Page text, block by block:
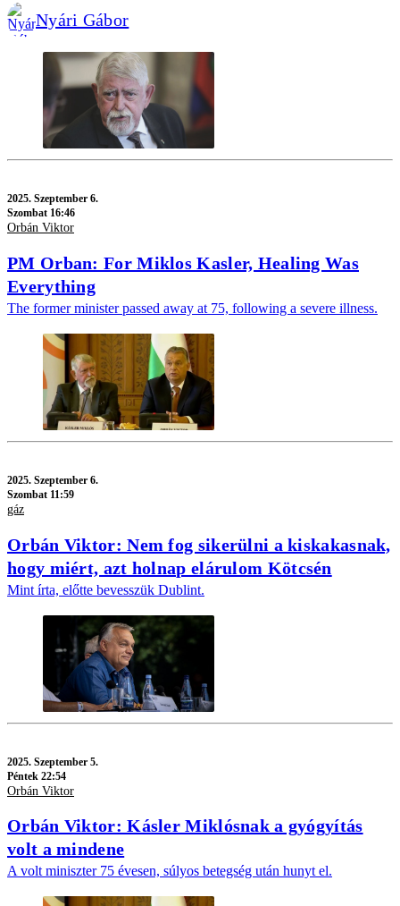
Nyári Gábor
2025. Szeptember 6.
Szombat 16:46
Orbán Viktor
PM Orban: For Miklos Kasler, Healing Was
Everything
The former minister passed away at 75, following a severe illness.
2025. Szeptember 6.
Szombat 11:59
gáz
Orbán Viktor: Nem fog sikerülni a kiskakasnak,
hogy miért, azt holnap elárulom Kötcsén
Mint írta, előtte bevesszük Dublint.
2025. Szeptember 5.
Péntek 22:54
Orbán Viktor
Orbán Viktor: Kásler Miklósnak a gyógyítás
volt a mindene
A volt miniszter 75 évesen, súlyos betegség után hunyt el.